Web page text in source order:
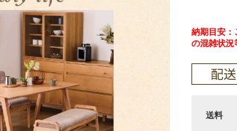
納期目安
の混雑状況
送料